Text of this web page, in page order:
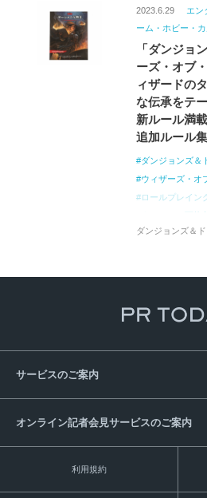
2023.6.29
エン
ーム・ホビー・
「ダンジョ
ーズ・オブ
ィザードの
な伝承をテ
新ルール満
追加ルール
ダンジョンズ＆
ウィザーズ・オ
ロールプレイン
ターシャの万物
フィズバンと竜
ダンジョンズ＆
サービスのご案内
オンライン記者会見サービスのご案内
利用規約